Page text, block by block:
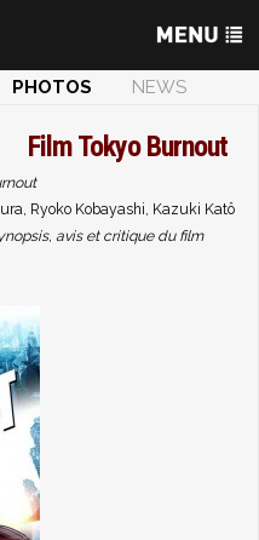
PHOTOS
NEWS
FilmTokyo Burnout
Ryoko Kobayashi, Kazuki Katô
avis et critique du film